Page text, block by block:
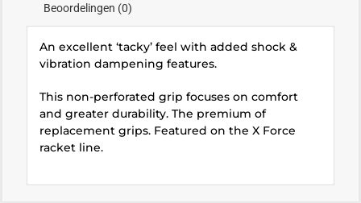
Beoordelingen (0)
An excellent ‘tacky’ feel with added shock &
vibration dampening features.
This non-perforated grip focuses on comfort
and greater durability. The premium of
replacement grips. Featured on the X Force
racket line.